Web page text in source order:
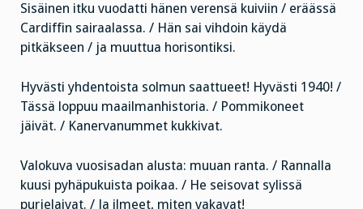
Sisäinen itku vuodatti hänen verensä kuiviin / eräässä
Cardiffin sairaalassa. / Hän sai vihdoin käydä
pitkäkseen / ja muuttua horisontiksi.
Hyvästi yhdentoista solmun saattueet! Hyvästi 1940! /
Tässä loppuu maailmanhistoria. / Pommikoneet
jäivät. / Kanervanummet kukkivat.
Valokuva vuosisadan alusta: muuan ranta. / Rannalla
kuusi pyhäpukuista poikaa. / He seisovat sylissä
purjelaivat. / Ja ilmeet, miten vakavat!